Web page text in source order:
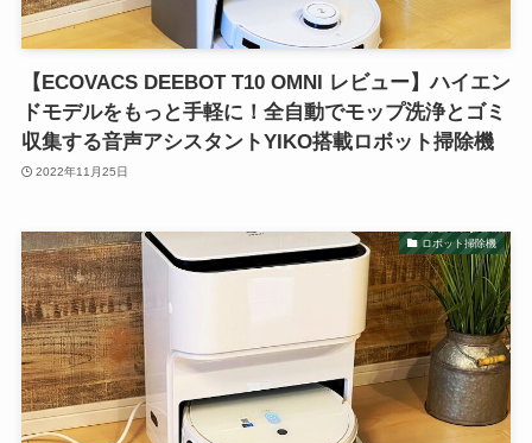
【ECOVACS DEEBOT T10 OMNI レビュー】ハイエン
ドモデルをもっと手軽に！全自動でモップ洗浄とゴミ
収集する音声アシスタントYIKO搭載ロボット掃除機
2022年11月25日
ロボット掃除機